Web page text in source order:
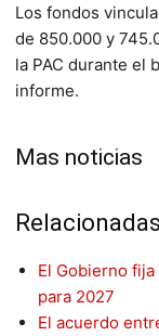
Los fondos
de 850.000 y
la PAC durante el
informe.
Mas noticias
Relacionadas
El Gobierno
para 2027
El acuerdo